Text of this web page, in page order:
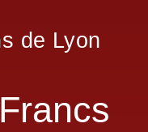
de Lyon